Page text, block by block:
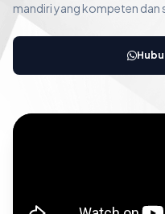
mandiri yang kompeten dan